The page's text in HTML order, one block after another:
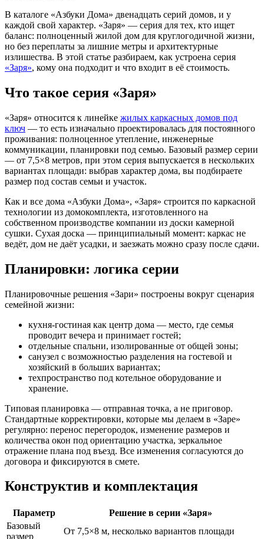
В каталоге «Азбуки Дома» двенадцать серий домов, и у
каждой свой характер. «Заря» — серия для тех, кто ищет
баланс: полноценный жилой дом для круглогодичной жизни,
но без переплаты за лишние метры и архитектурные
излишества. В этой статье разбираем, как устроена серия
«Заря», кому она подходит и что входит в её стоимость.
Что такое серия «Заря»
«Заря» относится к линейке жилых каркасных домов под
ключ — то есть изначально проектировалась для постоянного
проживания: полноценное утепление, инженерные
коммуникации, планировки под семью. Базовый размер серии
— от 7,5×8 метров, при этом серия выпускается в нескольких
вариантах площади: выбрав характер дома, вы подбираете
размер под состав семьи и участок.
Как и все дома «Азбуки Дома», «Заря» строится по каркасной
технологии из домокомплекта, изготовленного на
собственном производстве компании из доски камерной
сушки. Сухая доска — принципиальный момент: каркас не
ведёт, дом не даёт усадки, и заезжать можно сразу после сдачи.
Планировки: логика серии
Планировочные решения «Зари» построены вокруг сценария
семейной жизни:
кухня-гостиная как центр дома — место, где семья
проводит вечера и принимает гостей;
отдельные спальни, изолированные от общей зоны;
санузел с возможностью разделения на гостевой и
хозяйский в больших вариантах;
техпространство под котельное оборудование и
хранение.
Типовая планировка — отправная точка, а не приговор.
Стандартные корректировки, которые мы делаем в «Заре»
регулярно: перенос перегородок, изменение размеров и
количества окон под ориентацию участка, зеркальное
отражение плана под въезд. Все изменения согласуются до
договора и фиксируются в смете.
Конструктив и комплектация
Параметр
Решение в серии «Заря»
Базовый
размер
От 7,5×8 м, несколько вариантов площади